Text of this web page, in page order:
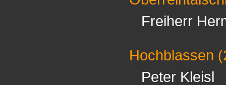
Freiherr
Hochblassen
Peter Kleisl